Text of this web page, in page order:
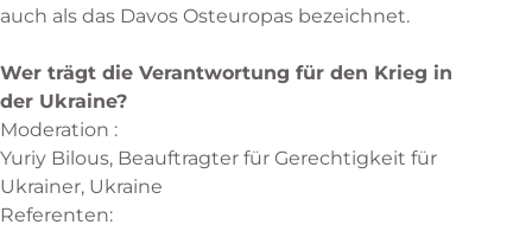
auch als das Davos Osteuropas bezeichnet.
Wer trägt die Verantwortung für den Krieg in
der Ukraine?
Moderation :
Yuriy Bilous, Beauftragter für Gerechtigkeit für
Ukrainer, Ukraine
Referenten: